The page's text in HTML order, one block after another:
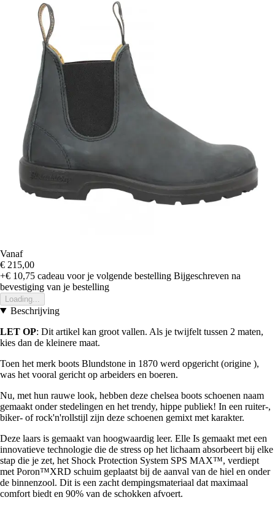
Vanaf
€ 215,00
+€ 10,75 cadeau voor je volgende bestelling Bijgeschreven na
bevestiging van je bestelling
Loading...
Beschrijving
LET OP: Dit artikel kan groot vallen. Als je twijfelt tussen 2 maten,
kies dan de kleinere maat.
Toen het merk boots Blundstone in 1870 werd opgericht (origine ),
was het vooral gericht op arbeiders en boeren.
Nu, met hun rauwe look, hebben deze chelsea boots schoenen naam
gemaakt onder stedelingen en het trendy, hippe publiek! In een ruiter-,
biker- of rock'n'rollstijl zijn deze schoenen gemixt met karakter.
Deze laars is gemaakt van hoogwaardig leer. Elle Is gemaakt met een
innovatieve technologie die de stress op het lichaam absorbeert bij elke
stap die je zet, het Shock Protection System SPS MAX™, verdiept
met Poron™XRD schuim geplaatst bij de aanval van de hiel en onder
de binnenzool. Dit is een zacht dempingsmateriaal dat maximaal
comfort biedt en 90% van de schokken afvoert.